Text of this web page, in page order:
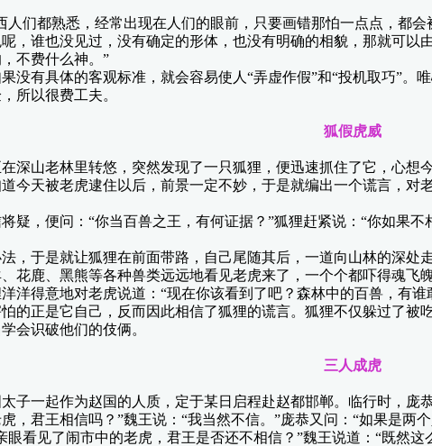
都熟悉，经常出现在人们的眼前，只要画错那怕一点点，都会
，谁也没见过，没有确定的形体，也没有明确的相貌，那就可
不费什么神。”
有具体的客观标准，就会容易使人“弄虚作假”和“投机取巧”。
所以很费工夫。
狐假虎威
山老林里转悠，突然发现了一只狐狸，便迅速抓住了它，心想今
天被老虎逮住以后，前景一定不妙，于是就编出一个谎言，对
，便问：“你当百兽之王，有何证据？”狐狸赶紧说：“你如果不
于是就让狐狸在前面带路，自己尾随其后，一道向山林的深处走
鹿、黑熊等各种兽类远远地看见老虎来了，一个个都吓得魂飞魄
得意地对老虎说道：“现在你该看到了吧？森林中的百兽，有谁
正是它自己，反而因此相信了狐狸的谎言。狐狸不仅躲过了被
会识破他们的伎俩。
三人成虎
一起作为赵国的人质，定于某日启程赴赵都邯郸。临行时，庞
，君王相信吗？”魏王说：“我当然不信。”庞恭又问：“如果是两
眼看见了闹市中的老虎，君王是否还不相信？”魏王说道：“既然